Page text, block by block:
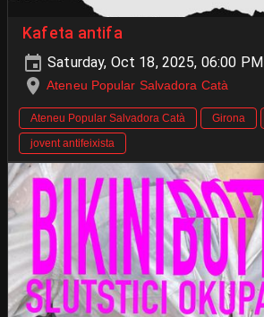
Kafeta antifa
Saturday, Oct 18, 2025, 06:00 PM
Ateneu Popular Salvadora Catà
Ateneu Popular Salvadora Catà Girona
jovent antifeixista